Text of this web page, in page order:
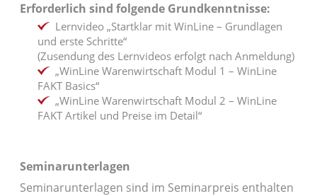
Erforderlich sind folgende Grundkenntnisse:
Lernvideo „Startklar mit WinLine – Grundlagen
und erste Schritte“
(Zusendung des Lernvideos erfolgt nach Anmeldung)
„WinLine Warenwirtschaft Modul 1 – WinLine
FAKT Basics“
„WinLine Warenwirtschaft Modul 2 – WinLine
FAKT Artikel und Preise im Detail“
Seminarunterlagen
Seminarunterlagen sind im Seminarpreis enthalten